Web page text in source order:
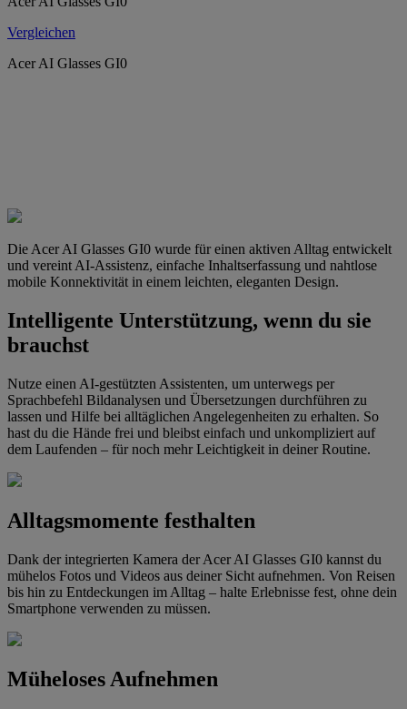
Vergleichen
Acer AI Glasses GI0
Die Acer AI Glasses GI0 wurde für einen aktiven Alltag entwickelt
und vereint AI-Assistenz, einfache Inhaltserfassung und nahtlose
mobile Konnektivität in einem leichten, eleganten Design.
Intelligente Unterstützung, wenn du sie
brauchst
Nutze einen AI-gestützten Assistenten, um unterwegs per
Sprachbefehl Bildanalysen und Übersetzungen durchführen zu
lassen und Hilfe bei alltäglichen Angelegenheiten zu erhalten. So
hast du die Hände frei und bleibst einfach und unkompliziert auf
dem Laufenden – für noch mehr Leichtigkeit in deiner Routine.
Alltagsmomente festhalten
Dank der integrierten Kamera der Acer AI Glasses GI0 kannst du
mühelos Fotos und Videos aus deiner Sicht aufnehmen. Von Reisen
bis hin zu Entdeckungen im Alltag – halte Erlebnisse fest, ohne dein
Smartphone verwenden zu müssen.
Müheloses Aufnehmen